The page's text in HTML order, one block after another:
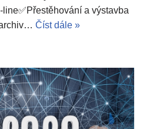
a výstavba
Číst dále »